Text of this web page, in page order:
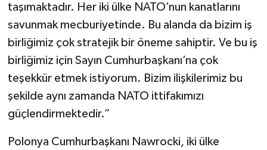
taşımaktadır. Her iki ülke NATO’nun kanatlarını
savunmak mecburiyetinde. Bu alanda da bizim iş
birliğimiz çok stratejik bir öneme sahiptir. Ve bu iş
birliğimiz için Sayın Cumhurbaşkanı’na çok
teşekkür etmek istiyorum. Bizim ilişkilerimiz bu
şekilde aynı zamanda NATO ittifakımızı
güçlendirmektedir.”
Polonya Cumhurbaşkanı Nawrocki, iki ülke